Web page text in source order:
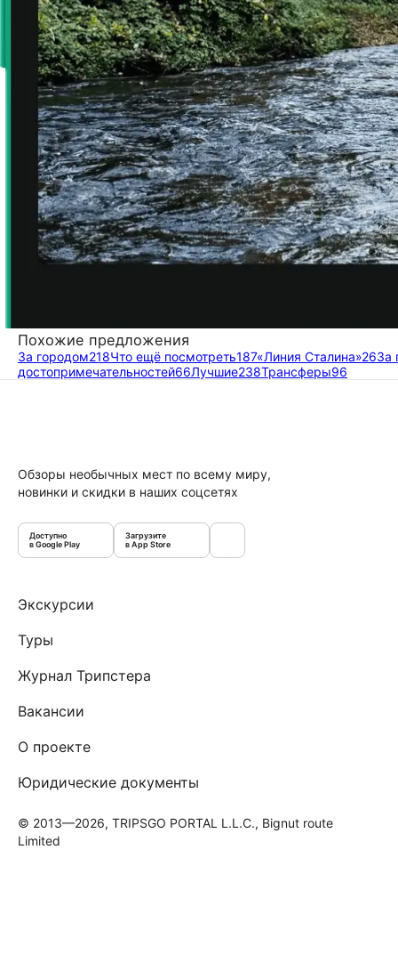
Похожие предложения
За городом218Что ещё посмотреть187«Линия Сталина»26За
достопримечательностей66Лучшие238Трансферы96
Обзоры необычных мест по всему миру,
новинки и скидки в наших соцсетях
Доступно
в Google Play
Загрузите
в App Store
Экскурсии
Туры
Журнал Трипстера
Вакансии
О проекте
Юридические документы
© 2013—2026, TRIPSGO PORTAL L.L.C., Bignut route
Limited